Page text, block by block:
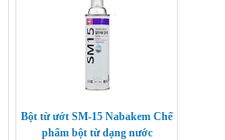
Bột từ ướt SM-15 Nabakem Chế
phẩm bột từ dạng nước